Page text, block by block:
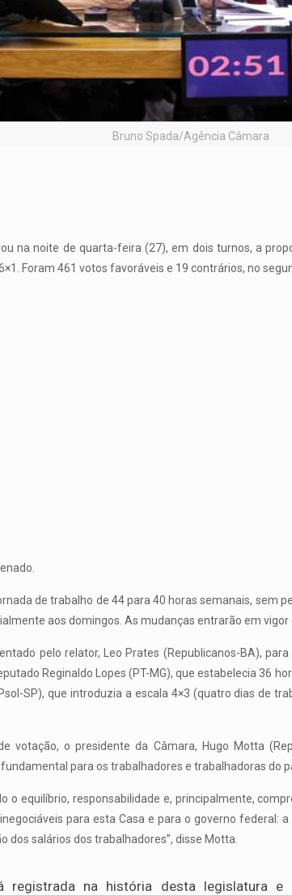
Bruno Spada/Agência Câmara
na noite de quarta-feira (27), em dois turnos, a
Foram 461 votos favoráveis e 19 contrários, no
de trabalho de 44 para 40 horas semanais, sem
aos domingos. As mudanças entrarão em vigor
pelo relator, Leo Prates (Republicanos-BA),
Reginaldo Lopes (PT-MG), que estabelecia 36
SP), que introduzia a escala 4×3 (quatro dias de
votação, o presidente da Câmara, Hugo Motta
para os trabalhadores e trabalhadoras do
o equilíbrio, responsabilidade e, principalmente,
para esta Casa e para o governo federal:
dos salários dos trabalhadores”, disse Motta.
registrada na história desta legislatura